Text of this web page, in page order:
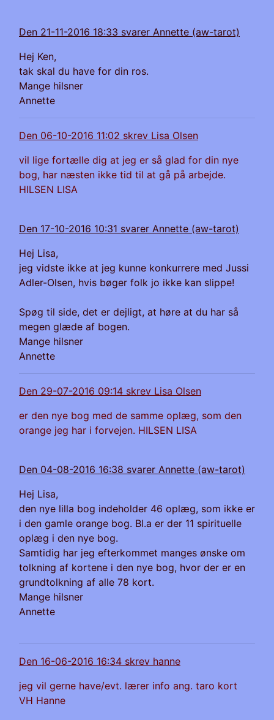
Den 21-11-2016 18:33 svarer Annette (aw-tarot)
Hej Ken,
tak skal du have for din ros.
Mange hilsner
Annette
Den 06-10-2016 11:02 skrev Lisa Olsen
vil lige fortælle dig at jeg er så glad for din nye
bog, har næsten ikke tid til at gå på arbejde.
HILSEN LISA
Den 17-10-2016 10:31 svarer Annette (aw-tarot)
Hej Lisa,
jeg vidste ikke at jeg kunne konkurrere med Jussi
Adler-Olsen, hvis bøger folk jo ikke kan slippe!
Spøg til side, det er dejligt, at høre at du har så
megen glæde af bogen.
Mange hilsner
Annette
Den 29-07-2016 09:14 skrev Lisa Olsen
er den nye bog med de samme oplæg, som den
orange jeg har i forvejen. HILSEN LISA
Den 04-08-2016 16:38 svarer Annette (aw-tarot)
Hej Lisa,
den nye lilla bog indeholder 46 oplæg, som ikke er
i den gamle orange bog. Bl.a er der 11 spirituelle
oplæg i den nye bog.
Samtidig har jeg efterkommet manges ønske om
tolkning af kortene i den nye bog, hvor der er en
grundtolkning af alle 78 kort.
Mange hilsner
Annette
Den 16-06-2016 16:34 skrev hanne
jeg vil gerne have/evt. lærer info ang. taro kort
VH Hanne